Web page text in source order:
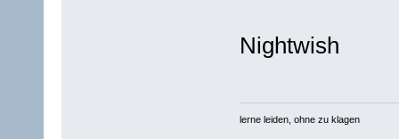
Nightwish
lerne leiden, ohne zu klagen